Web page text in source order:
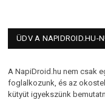
ÜDV A NAPIDROID.HU-N!
A NapiDroid.hu nem csak
foglalkozunk, és az
kütyüt igyekszünk